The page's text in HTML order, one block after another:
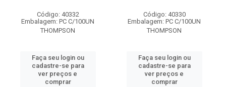
Código: 40332
Embalagem: PC C/100UN
THOMPSON
Faça seu login ou
cadastre-se para
ver preços e
comprar
Código: 40330
Embalagem: PC C/100UN
THOMPSON
Faça seu login ou
cadastre-se para
ver preços e
comprar